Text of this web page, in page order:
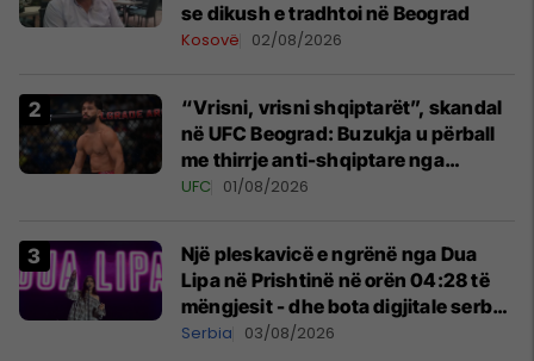
se dikush e tradhtoi në Beograd
Kosovë 02/08/2026
“Vrisni, vrisni shqiptarët”, skandal
në UFC Beograd: Buzukja u përball
me thirrje anti-shqiptare nga
tribunat
UFC 01/08/2026
Një pleskavicë e ngrënë nga Dua
Lipa në Prishtinë në orën 04:28 të
mëngjesit - dhe bota digjitale serbe
shpall gjendjen e luftës
Serbia 03/08/2026